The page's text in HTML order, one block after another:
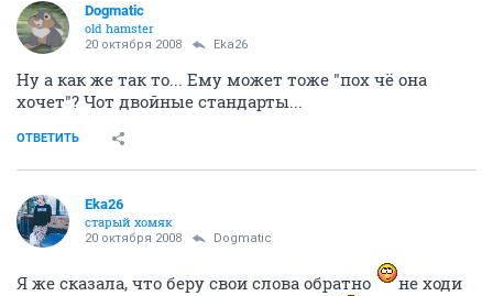
Dogmatic
old hamster
20 октября 2008 Eka26
Ну а как же так то... Ему может тоже "пох чё она
хочет"? Чот двойные стандарты...
ОТВЕТИТЬ
Eka26
старый хомяк
20 октября 2008 Dogmatic
Я же сказала, что беру свои слова обратно
не ходи